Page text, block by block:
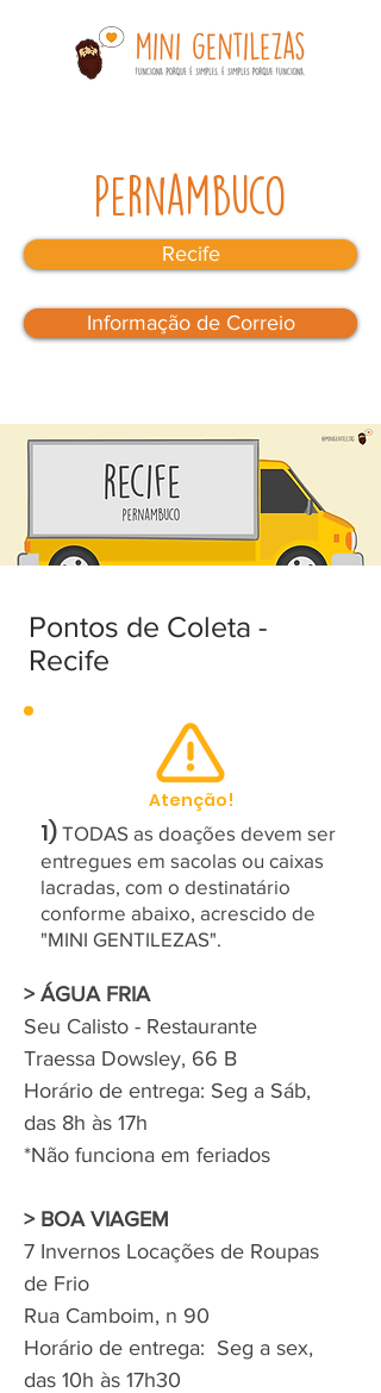
Pernambuco
Recife
Informação de Correio
Pontos de Coleta -
Recife
Atenção!
1) TODAS as doações devem ser
entregues em sacolas ou caixas
lacradas, com o destinatário
conforme abaixo, acrescido de
"MINI GENTILEZAS".
> ÁGUA FRIA
Seu Calisto - Restaurante
Traessa Dowsley, 66 B
Horário de entrega: Seg a Sáb,
das 8h às 17h
*Não funciona em feriados
> BOA VIAGEM
7 Invernos Locações de Roupas
de Frio
Rua Camboim, n 90
Horário de entrega: Seg a sex,
das 10h às 17h30